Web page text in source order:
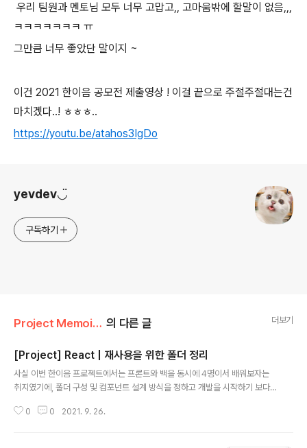
우리 팀원과 멘토님 모두 너무 고맙고,, 고마움밖에 할말이 없음,,,
ㅋㅋㅋㅋㅋㅋㅋ ㅠ
그만큼 너무 좋았단 말이지 ~
이건 2021 한이음 공모전 제출영상 ! 이걸 끝으로 주절주절대는건
마치겠다..! ㅎㅎㅎ..
https://youtu.be/atahos3IgDo
yevdev◡̈
구독하기
Project Memoir/Hanium (2021) 의 다른 글 더보기
[Project] React | 재사용을 위한 폴더 정리
사실 이번 한이음 프로젝트에서는 프론트와 백을 동시에 4명이서 배워보자는
취지였기에, 폴더 구성 및 컴포넌트 설계 방식을 정하고 개발을 시작하기 보다
구현을 마치고, 오늘(2021/09/25) 멘토님과의 미팅에서 이제껏 작성한 코드
0 0 2021. 9. 26.